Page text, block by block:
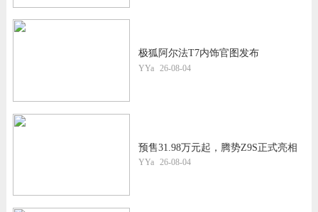
极狐阿尔法T7内饰官图发布
YYa 26-08-04
预售31.98万元起，腾势Z9S正式亮相
YYa 26-08-04